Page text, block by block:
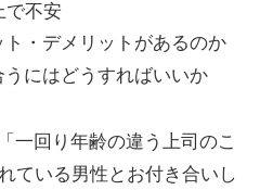
で不安
・デメリットがあるのか
にはどうすればいいか
一回り年齢の違う上司のこ
ている男性とお付き合いし